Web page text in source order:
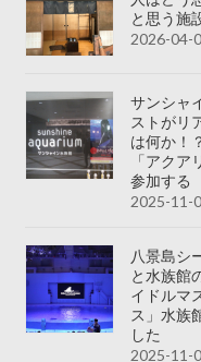
と思う施
2026-04-
サンシャ
ストがリ
は何か！
「アクア
参加する
2025-11-
八景島シ
と水族館
イドルマ
ス」水族
した
2025-11-